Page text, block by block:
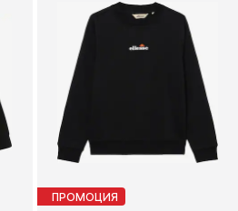
ПРОМОЦИЯ